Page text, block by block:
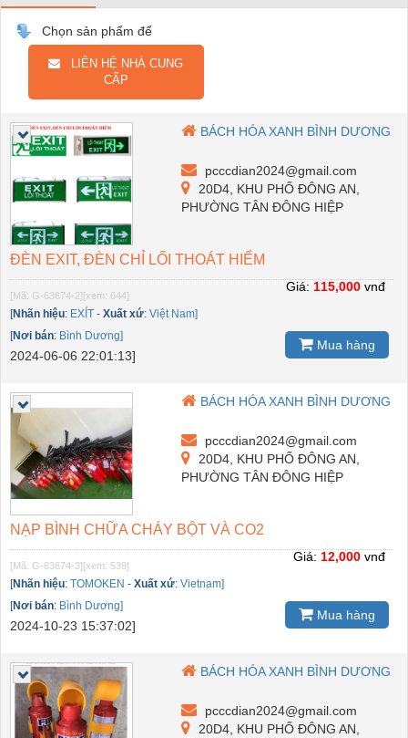
Chọn sản phẩm để
LIÊN HỆ NHÀ CUNG
CẤP
BÁCH HÓA XANH BÌNH DƯƠNG
pcccdian2024@gmail.com
20D4, KHU PHỐ ĐÔNG AN,
PHƯỜNG TÂN ĐÔNG HIỆP
ĐÈN EXIT, ĐÈN CHỈ LỐI THOÁT HIỂM
[Mã: G-63674-2][xem: 644]
[Nhãn hiệu: EXÍT - Xuất xứ: Việt Nam]
[Nơi bán: Bình Dương]
2024-06-06 22:01:13]
Giá: 115,000 vnđ
Mua hàng
BÁCH HÓA XANH BÌNH DƯƠNG
pcccdian2024@gmail.com
20D4, KHU PHỐ ĐÔNG AN,
PHƯỜNG TÂN ĐÔNG HIỆP
NẠP BÌNH CHỮA CHÁY BỘT VÀ CO2
[Mã: G-63674-3][xem: 539]
[Nhãn hiệu: TOMOKEN - Xuất xứ: Vietnam]
[Nơi bán: Bình Dương]
2024-10-23 15:37:02]
Giá: 12,000 vnđ
Mua hàng
BÁCH HÓA XANH BÌNH DƯƠNG
pcccdian2024@gmail.com
20D4, KHU PHỐ ĐÔNG AN,